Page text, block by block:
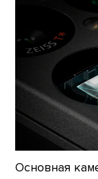
Основная